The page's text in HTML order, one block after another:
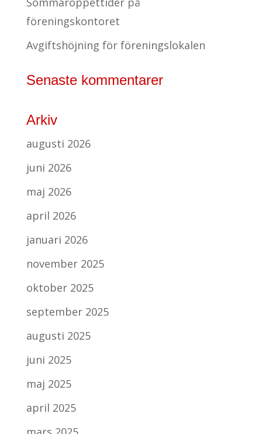
föreningskontoret
Avgiftshöjning för föreningslokalen
Senaste kommentarer
Arkiv
augusti 2026
juni 2026
maj 2026
april 2026
januari 2026
november 2025
oktober 2025
september 2025
augusti 2025
juni 2025
maj 2025
april 2025